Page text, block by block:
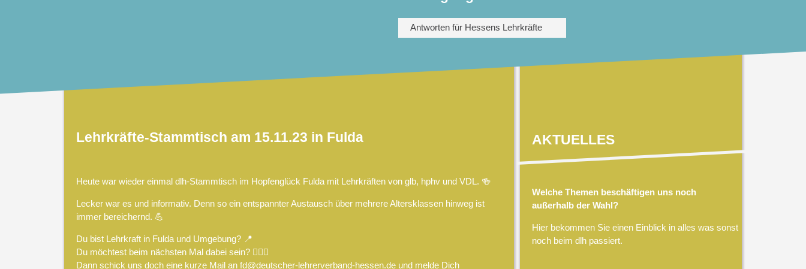
Antworten für Hessens Lehrkräfte
Lehrkräfte-Stammtisch am 15.11.23 in Fulda
Heute war wieder einmal dlh-Stammtisch im Hopfenglück Fulda mit Lehrkräften von glb, hphv und VDL. 🍻
Lecker war es und informativ. Denn so ein entspannter Austausch über mehrere Altersklassen hinweg ist
immer bereichernd. 💪
Du bist Lehrkraft in Fulda und Umgebung? 📍
Du möchtest beim nächsten Mal dabei sein? 🙋🏻‍♂️
Dann schick uns doch eine kurze Mail an fd@deutscher-lehrerverband-hessen.de und melde Dich
AKTUELLES
Welche Themen beschäftigen uns noch
außerhalb der Wahl?
Hier bekommen Sie einen Einblick in alles was sonst
noch beim dlh passiert.